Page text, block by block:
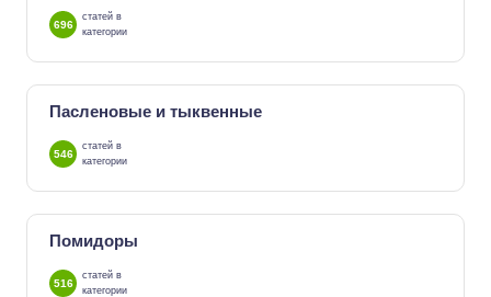
696
статей в
категории
Пасленовые и тыквенные
546
статей в
категории
Помидоры
516
статей в
категории